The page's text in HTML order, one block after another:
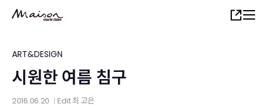
content
Share
ART&DESIGN
시원한 여름 침구
2016.06.20 Edit최 고은